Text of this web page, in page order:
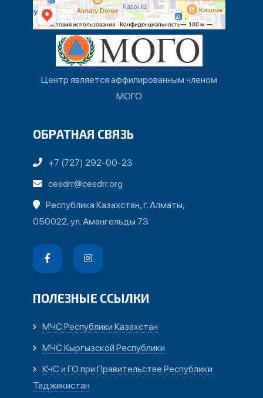
Центр является аффилированным членом
МОГО
ОБРАТНАЯ СВЯЗЬ
+7 (727) 292-00-23
cesdrr@cesdrr.org
Республика Казахстан, г. Алматы,
050022, ул. Амангельды 73
ПОЛЕЗНЫЕ ССЫЛКИ
МЧС Республики Казахстан
МЧС Кыргызской Республики
КЧС и ГО при Правительстве Республики
Таджикистан